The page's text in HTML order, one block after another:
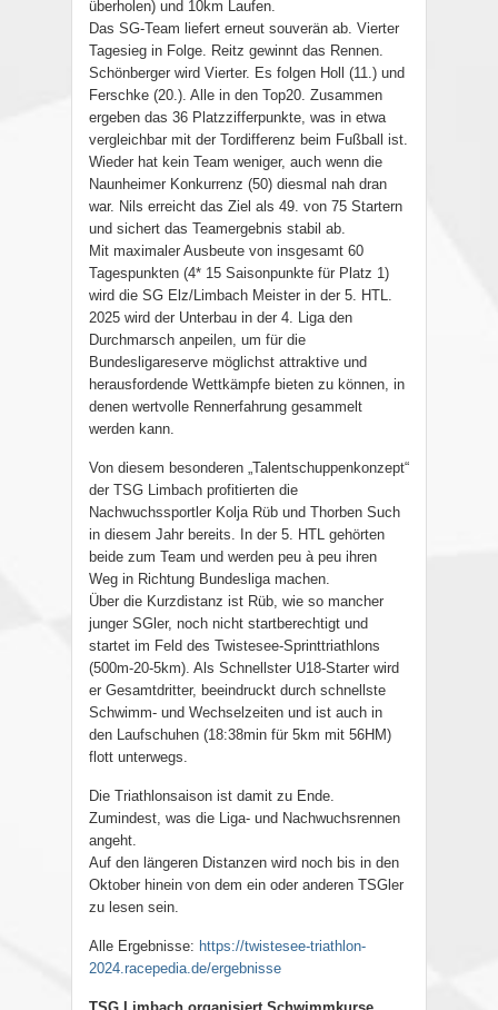
überholen) und 10km Laufen.
Das SG-Team liefert erneut souverän ab. Vierter
Tagesieg in Folge. Reitz gewinnt das Rennen.
Schönberger wird Vierter. Es folgen Holl (11.) und
Ferschke (20.). Alle in den Top20. Zusammen
ergeben das 36 Platzzifferpunkte, was in etwa
vergleichbar mit der Tordifferenz beim Fußball ist.
Wieder hat kein Team weniger, auch wenn die
Naunheimer Konkurrenz (50) diesmal nah dran
war. Nils erreicht das Ziel als 49. von 75 Startern
und sichert das Teamergebnis stabil ab.
Mit maximaler Ausbeute von insgesamt 60
Tagespunkten (4* 15 Saisonpunkte für Platz 1)
wird die SG Elz/Limbach Meister in der 5. HTL.
2025 wird der Unterbau in der 4. Liga den
Durchmarsch anpeilen, um für die
Bundesligareserve möglichst attraktive und
herausfordende Wettkämpfe bieten zu können, in
denen wertvolle Rennerfahrung gesammelt
werden kann.
Von diesem besonderen „Talentschuppenkonzept“
der TSG Limbach profitierten die
Nachwuchssportler Kolja Rüb und Thorben Such
in diesem Jahr bereits. In der 5. HTL gehörten
beide zum Team und werden peu à peu ihren
Weg in Richtung Bundesliga machen.
Über die Kurzdistanz ist Rüb, wie so mancher
junger SGler, noch nicht startberechtigt und
startet im Feld des Twistesee-Sprinttriathlons
(500m-20-5km). Als Schnellster U18-Starter wird
er Gesamtdritter, beeindruckt durch schnellste
Schwimm- und Wechselzeiten und ist auch in
den Laufschuhen (18:38min für 5km mit 56HM)
flott unterwegs.
Die Triathlonsaison ist damit zu Ende.
Zumindest, was die Liga- und Nachwuchsrennen
angeht.
Auf den längeren Distanzen wird noch bis in den
Oktober hinein von dem ein oder anderen TSGler
zu lesen sein.
Alle Ergebnisse: https://twistesee-triathlon-
2024.racepedia.de/ergebnisse